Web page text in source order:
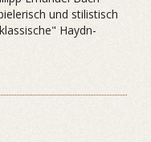
und stilistisch
Haydn-